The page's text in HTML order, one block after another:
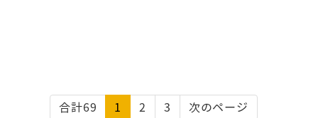
合計69 1 2 3 次のページ